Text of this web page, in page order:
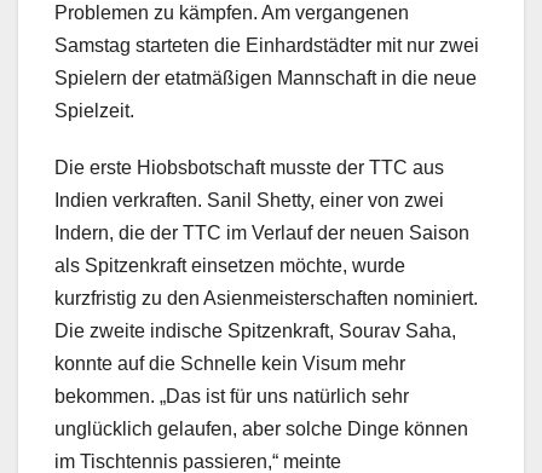
Problemen zu kämpfen. Am vergangenen
Samstag starteten die Einhardstädter mit nur zwei
Spielern der etatmäßigen Mannschaft in die neue
Spielzeit.
Die erste Hiobsbotschaft musste der TTC aus
Indien verkraften. Sanil Shetty, einer von zwei
Indern, die der TTC im Verlauf der neuen Saison
als Spitzenkraft einsetzen möchte, wurde
kurzfristig zu den Asienmeisterschaften nominiert.
Die zweite indische Spitzenkraft, Sourav Saha,
konnte auf die Schnelle kein Visum mehr
bekommen. „Das ist für uns natürlich sehr
unglücklich gelaufen, aber solche Dinge können
im Tischtennis passieren,“ meinte